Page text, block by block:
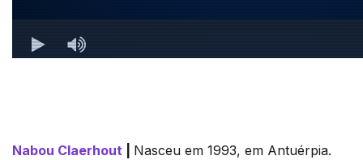
Nabou Claerhout
Nasceu em 1993, em Antuérpia.